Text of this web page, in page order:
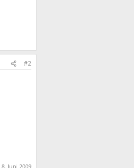
#2
8. Juni 2009